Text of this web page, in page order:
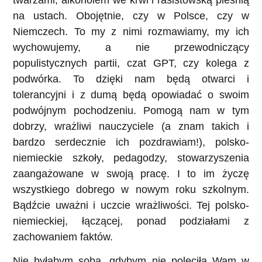
na ustach. Obojętnie, czy w Polsce, czy w
Niemczech. To my z nimi rozmawiamy, my ich
wychowujemy, a nie przewodniczący
populistycznych partii, czat GPT, czy kolega z
podwórka. To dzięki nam będą otwarci i
tolerancyjni i z dumą będą opowiadać o swoim
podwójnym pochodzeniu. Pomogą nam w tym
dobrzy, wrażliwi nauczyciele (a znam takich i
bardzo serdecznie ich pozdrawiam!), polsko-
niemieckie szkoły, pedagodzy, stowarzyszenia
zaangażowane w swoją pracę. I to im życzę
wszystkiego dobrego w nowym roku szkolnym.
Bądźcie uważni i uczcie wrażliwości. Tej polsko-
niemieckiej, łączącej, ponad podziałami z
zachowaniem faktów.